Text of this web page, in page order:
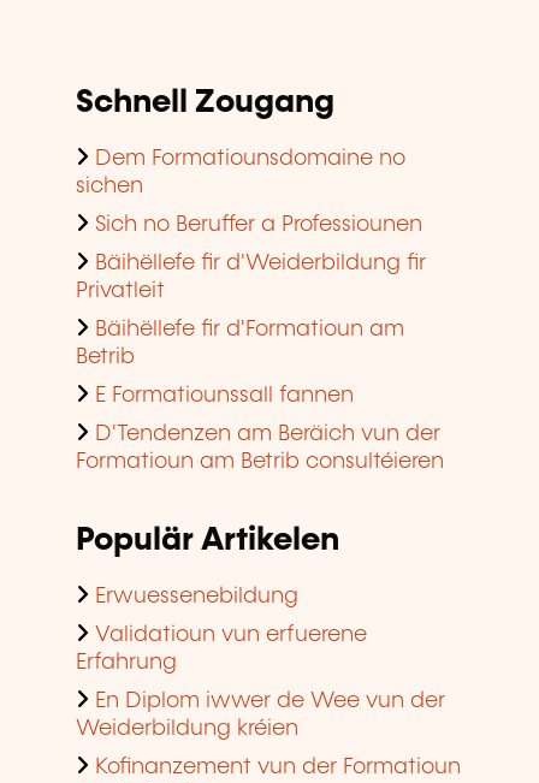
Schnell Zougang
Dem Formatiounsdomaine no
sichen
Sich no Beruffer a Professiounen
Bäihëllefe fir d'Weiderbildung fir
Privatleit
Bäihëllefe fir d'Formatioun am
Betrib
E Formatiounssall fannen
D'Tendenzen am Beräich vun der
Formatioun am Betrib consultéieren
Populär Artikelen
Erwuessenebildung
Validatioun vun erfuerene
Erfahrung
En Diplom iwwer de Wee vun der
Weiderbildung kréien
Kofinanzement vun der Formatioun